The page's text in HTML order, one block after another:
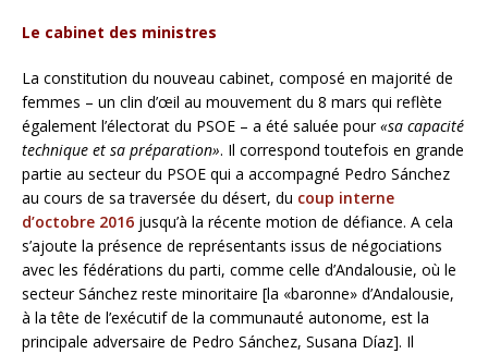
Le cabinet des ministres
La constitution du nouveau cabinet, composé en majorité de
femmes – un clin d’œil au mouvement du 8 mars qui reflète
également l’électorat du PSOE – a été saluée pour«sa capacité
technique et sa préparation». Il correspond toutefois en grande
partie au secteur du PSOE qui a accompagné Pedro Sánchez
au cours de sa traversée du désert, du coup interne
d’octobre 2016 jusqu’à la récente motion de défiance. A cela
s’ajoute la présence de représentants issus de négociations
avec les fédérations du parti, comme celle d’Andalousie, où le
secteur Sánchez reste minoritaire [la «baronne» d’Andalousie,
à la tête de l’exécutif de la communauté autonome, est la
principale adversaire de Pedro Sánchez, Susana Díaz]. Il